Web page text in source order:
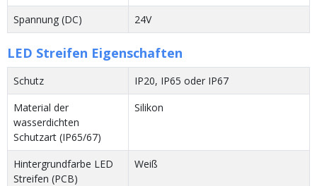
Spannung (DC)
24V
LED Streifen Eigenschaften
Schutz
IP20, IP65 oder IP67
Material der
wasserdichten
Schutzart (IP65/67)
Silikon
Hintergrundfarbe LED
Streifen (PCB)
Weiß